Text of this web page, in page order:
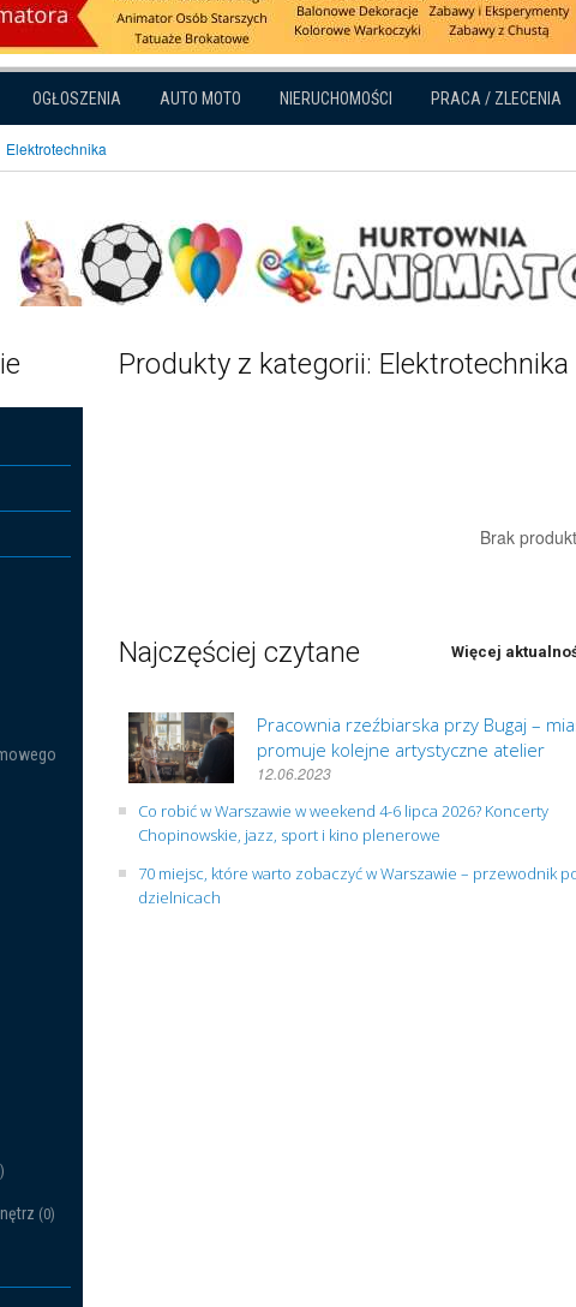
OGŁOSZENIA AUTO MOTO NIERUCHOMOŚCI PRACA / ZLECENIA
Elektrotechnika
(0)
Produkty z kategorii: Elektrotechnika
Brak
Najczęściej czytane Więcej
Pracownia rzeźbiarska przy Bugaj –
promuje kolejne artystyczne atelier
12.06.2023
Co robić w Warszawie w weekend 4-6 lipca 2026? Koncerty
Chopinowskie, jazz, sport i kino plenerowe
70 miejsc, które warto zobaczyć w Warszawie – przewodnik
dzielnicach